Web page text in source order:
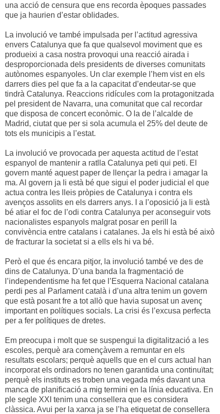
una acció de censura que ens recorda èpoques passades
que ja haurien d’estar oblidades.
La involució ve també impulsada per l’actitud agressiva
envers Catalunya que fa que qualsevol moviment que es
produeixi a casa nostra provoqui una reacció airada i
desproporcionada dels presidents de diverses comunitats
autònomes espanyoles. Un clar exemple l’hem vist en els
darrers dies pel que fa a la capacitat d’endeutar-se que
tindrà Catalunya. Reaccions ridícules com la protagonitzada
pel president de Navarra, una comunitat que cal recordar
que disposa de concert econòmic. O la de l’alcalde de
Madrid, ciutat que per si sola acumula el 25% del deute de
tots els municipis a l’estat.
La involució ve provocada per aquesta actitud de l’estat
espanyol de mantenir a ratlla Catalunya peti qui peti. El
govern manté aquest paper de llençar la pedra i amagar la
ma. Al govern ja li està bé que sigui el poder judicial el que
actua contra les lleis pròpies de Catalunya i contra els
avenços assolits en els darrers anys. I a l’oposició ja li està
bé atiar el foc de l’odi contra Catalunya per aconseguir vots
nacionalistes espanyols malgrat posar en perill la
convivència entre catalans i catalanes. Ja els hi està bé això
de fracturar la societat si a ells els hi va bé.
Però el que és encara pitjor, la involució també ve des de
dins de Catalunya. D’una banda la fragmentació de
l’independentisme ha fet que l’Esquerra Nacional catalana
perdi pes al Parlament català i d’una altra tenim un govern
que està posant fre a tot allò que havia suposat un avenç
important en polítiques socials. La crisi és l’excusa perfecta
per a fer polítiques de dretes.
Em preocupa i molt que se suspengui la digitalització a les
escoles, perquè ara començàvem a remuntar en els
resultats escolars; perquè aquells que en el curs actual han
incorporat els ordinadors no tenen garantida una continuïtat;
perquè els instituts es troben una vegada més davant una
manca de planificació a mig termini en la línia educativa. En
ple segle XXI tenim una consellera que es considera
clàssica. Avui per la xarxa ja se l’ha etiquetat de consellera